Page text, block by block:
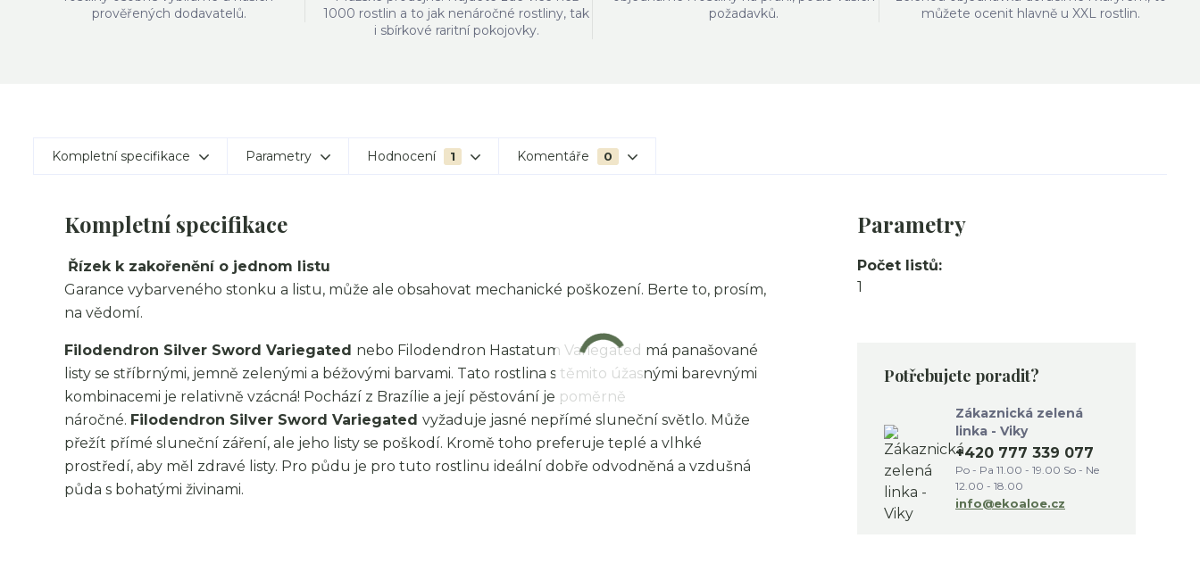
prověřených dodavatelů.
1000 rostlin a to jak nenáročné rostliny, tak
i sbírkové raritní pokojovky.
požadavků.
můžete ocenit hlavně u XXL rostlin.
Kompletní specifikace Parametry Hodnocení 1 Komentáře 0
Kompletní specifikace
Řízek k zakořenění o jednom listu
Garance vybarveného stonku a listu, může ale obsahovat mechanické poškození. Berte to, prosím,
na vědomí.
Filodendron Silver Sword Variegated nebo Filodendron Hastatum Variegated má panašované
listy se stříbrnými, jemně zelenými a béžovými barvami. Tato rostlina s těmito úžasnými barevnými
kombinacemi je relativně vzácná! Pochází z Brazílie a její pěstování je poměrně
náročné. Filodendron Silver Sword Variegated vyžaduje jasné nepřímé sluneční světlo. Může
přežít přímé sluneční záření, ale jeho listy se poškodí. Kromě toho preferuje teplé a vlhké
prostředí, aby měl zdravé listy. Pro půdu je pro tuto rostlinu ideální dobře odvodněná a vzdušná
půda s bohatými živinami.
Parametry
Počet listů
1
Potřebujete poradit?
Zákaznická zelená
linka - Viky
+420 777 339 077
Po - Pa 11.00 - 19.00 So - Ne
12.00 - 18.00
info@ekoaloe.cz